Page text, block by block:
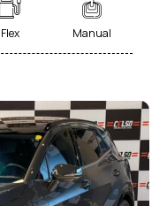
Flex Manual